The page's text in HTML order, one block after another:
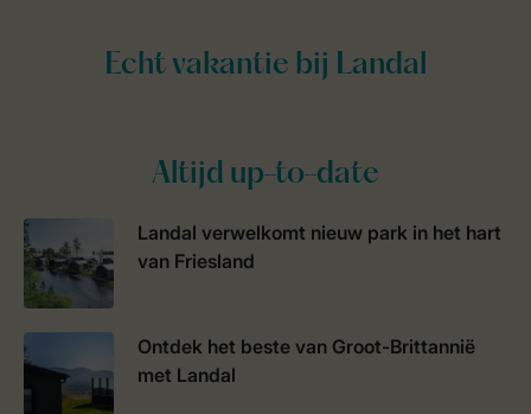
Altijd up-to-date
Landal verwelkomt nieuw park in het hart
van Friesland
Ontdek het beste van Groot-Brittannië
met Landal